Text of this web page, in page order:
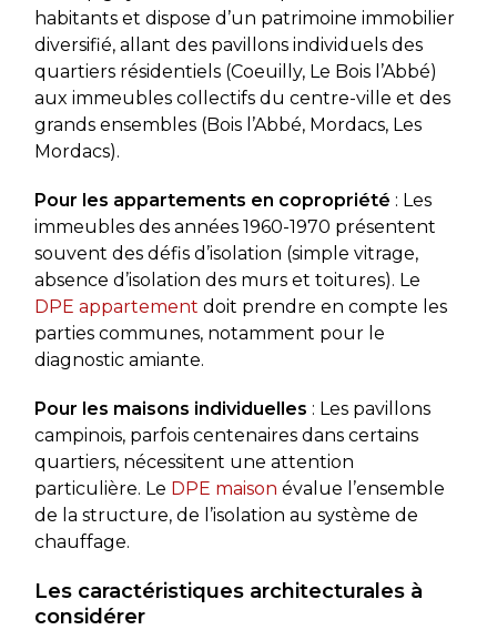
habitants et dispose d’un patrimoine immobilier
diversifié, allant des pavillons individuels des
quartiers résidentiels (Coeuilly, Le Bois l’Abbé)
aux immeubles collectifs du centre-ville et des
grands ensembles (Bois l’Abbé, Mordacs, Les
Mordacs).
Pour les appartements en copropriété : Les
immeubles des années 1960-1970 présentent
souvent des défis d’isolation (simple vitrage,
absence d’isolation des murs et toitures). Le
DPE appartement doit prendre en compte les
parties communes, notamment pour le
diagnostic amiante.
Pour les maisons individuelles : Les pavillons
campinois, parfois centenaires dans certains
quartiers, nécessitent une attention
particulière. Le DPE maison évalue l’ensemble
de la structure, de l’isolation au système de
chauffage.
Les caractéristiques architecturales à
considérer